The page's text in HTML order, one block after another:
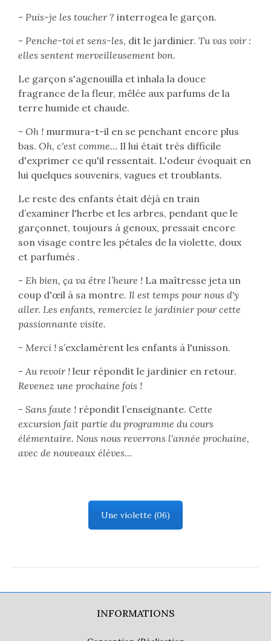
- Puis-je les toucher ? interrogea le garçon.
- Penche-toi et sens-les, dit le jardinier. Tu vas voir :
elles sentent merveilleusement bon.
Le garçon s'agenouilla et inhala la douce
fragrance de la fleur, mêlée aux parfums de la
terre humide et chaude.
- Oh ! murmura-t-il en se penchant encore plus
bas. Oh, c'est comme… Il lui était très difficile
d'exprimer ce qu'il ressentait. L'odeur évoquait en
lui quelques souvenirs, vagues et troublants.
Le reste des enfants était déjà en train
d’examiner l'herbe et les arbres, pendant que le
garçonnet, toujours à genoux, pressait encore
son visage contre les pétales de la violette, doux
et parfumés .
- Eh bien, ça va être l’heure ! La maîtresse jeta un
coup d'œil à sa montre. Il est temps pour nous d'y
aller. Les enfants, remerciez le jardinier pour cette
passionnante visite.
- Merci ! s’exclamèrent les enfants à l'unisson.
- Au revoir ! leur répondit le jardinier en retour.
Revenez une prochaine fois !
- Sans faute ! répondit l’enseignante. Cette
excursion fait partie du programme du cours
élémentaire. Nous nous reverrons l'année prochaine,
avec de nouveaux élèves…
Une violette (06)
INFORMATIONS